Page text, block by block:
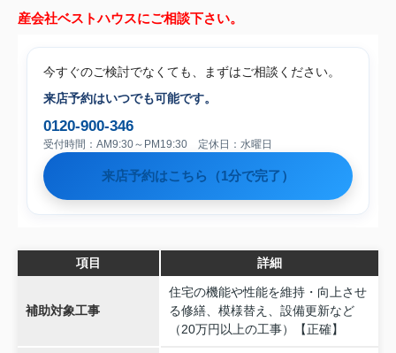
産会社ベストハウスにご相談下さい。
今すぐのご検討でなくても、まずはご相談ください。
来店予約はいつでも可能です。
0120-900-346
受付時間：AM9:30～PM19:30 定休日：水曜日
来店予約はこちら（1分で完了）
項目 詳細
補助対象工事
住宅の機能や性能を維持・向上させ
る修繕、模様替え、設備更新など
（20万円以上の工事）【正確】